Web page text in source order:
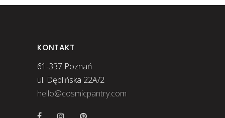
KONTAKT
61-337 Poznań
ul. Dęblińska 22A/2
hello@cosmicpantry.com